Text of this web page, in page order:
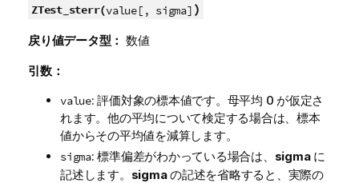
ZTest_sterr(value[, sigma] )
戻り値データ型： 数値
引数：
value: 評価対象の標本値です。母平均 0 が仮定さ
れます。他の平均について検定する場合は、標本
値からその平均値を減算します。
sigma: 標準偏差がわかっている場合は、 sigmaに
記述します。 sigmaの記述を省略すると、実際の